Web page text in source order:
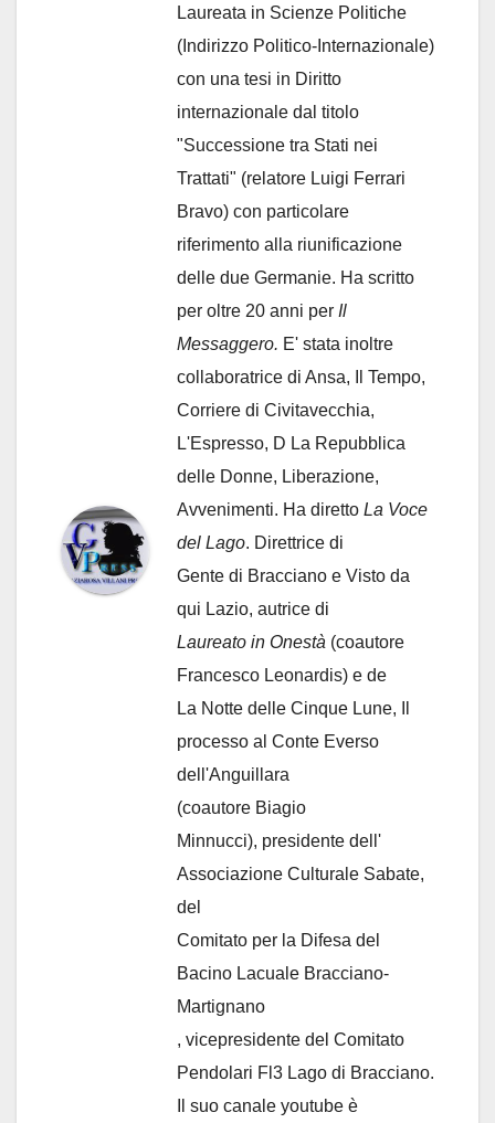
Laureata in Scienze Politiche
(Indirizzo Politico-Internazionale)
con una tesi in Diritto
internazionale dal titolo
"Successione tra Stati nei
Trattati" (relatore Luigi Ferrari
Bravo) con particolare
riferimento alla riunificazione
delle due Germanie. Ha scritto
per oltre 20 anni per Il
Messaggero. E' stata inoltre
collaboratrice di Ansa, Il Tempo,
Corriere di Civitavecchia,
L'Espresso, D La Repubblica
delle Donne, Liberazione,
Avvenimenti. Ha diretto La Voce
del Lago. Direttrice di
Gente di Bracciano e Visto da
qui Lazio, autrice di
Laureato in Onestà (coautore
Francesco Leonardis) e de
La Notte delle Cinque Lune, Il
processo al Conte Everso
dell'Anguillara
(coautore Biagio
Minnucci), presidente dell'
Associazione Culturale Sabate,
del
Comitato per la Difesa del
Bacino Lacuale Bracciano-
Martignano
, vicepresidente del Comitato
Pendolari Fl3 Lago di Bracciano.
Il suo canale youtube è